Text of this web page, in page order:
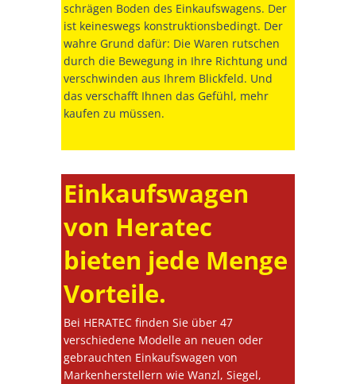
schrägen Boden des Einkaufswagens. Der
ist keineswegs konstruktionsbedingt. Der
wahre Grund dafür: Die Waren rutschen
durch die Bewegung in Ihre Richtung und
verschwinden aus Ihrem Blickfeld. Und
das verschafft Ihnen das Gefühl, mehr
kaufen zu müssen.
Einkaufswagen
von Heratec
bieten jede Menge
Vorteile.
Bei HERATEC finden Sie über 47
verschiedene Modelle an neuen oder
gebrauchten Einkaufswagen von
Markenherstellern wie Wanzl, Siegel,